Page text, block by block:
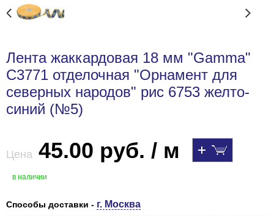
Лента жаккардовая 18 мм "Gamma"
С3771 отделочная "Орнамент для
северных народов" рис 6753 желто-
синий (№5)
Цена 45.00 руб. / м
в наличии
Способы доставки - г. Москва